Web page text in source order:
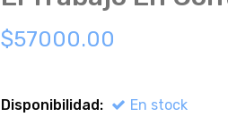
$57000.00
Disponibilidad: En stock